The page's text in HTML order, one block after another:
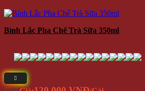
Bình Lắc Pha Chế Trà Sữa 350ml